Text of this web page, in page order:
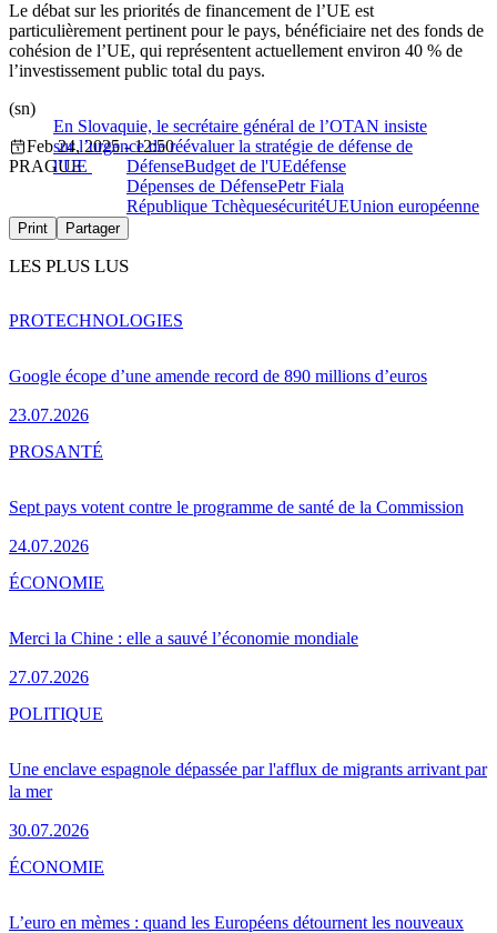
Le débat sur les priorités de financement de l’UE est
particulièrement pertinent pour le pays, bénéficiaire net des fonds de
cohésion de l’UE, qui représentent actuellement environ 40 % de
l’investissement public total du pays.
En Slovaquie, le secrétaire général de l’OTAN insiste
sur l’urgence de réévaluer la stratégie de défense de
l’UE
(sn)
Feb 24, 2025 - 12:50
PRAGUE
DéfenseBudget de l'UEdéfense
Dépenses de DéfensePetr Fiala
République TchèquesécuritéUEUnion européenne
Print Partager
LES PLUS LUS
Google écope d’une amende record de 890 millions d’euros
23.07.2026
PROTECHNOLOGIES
Sept pays votent contre le programme de santé de la Commission
24.07.2026
PROSANTÉ
Merci la Chine : elle a sauvé l’économie mondiale
27.07.2026
ÉCONOMIE
Une enclave espagnole dépassée par l'afflux de migrants arrivant par
la mer
30.07.2026
POLITIQUE
L’euro en mèmes : quand les Européens détournent les nouveaux
ÉCONOMIE